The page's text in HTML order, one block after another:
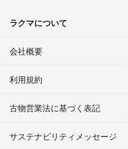
ラクマについて
会社概要
利用規約
古物営業法に基づく表記
サステナビリティメッセージ